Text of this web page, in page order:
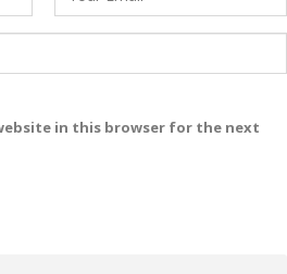
in this browser for the next